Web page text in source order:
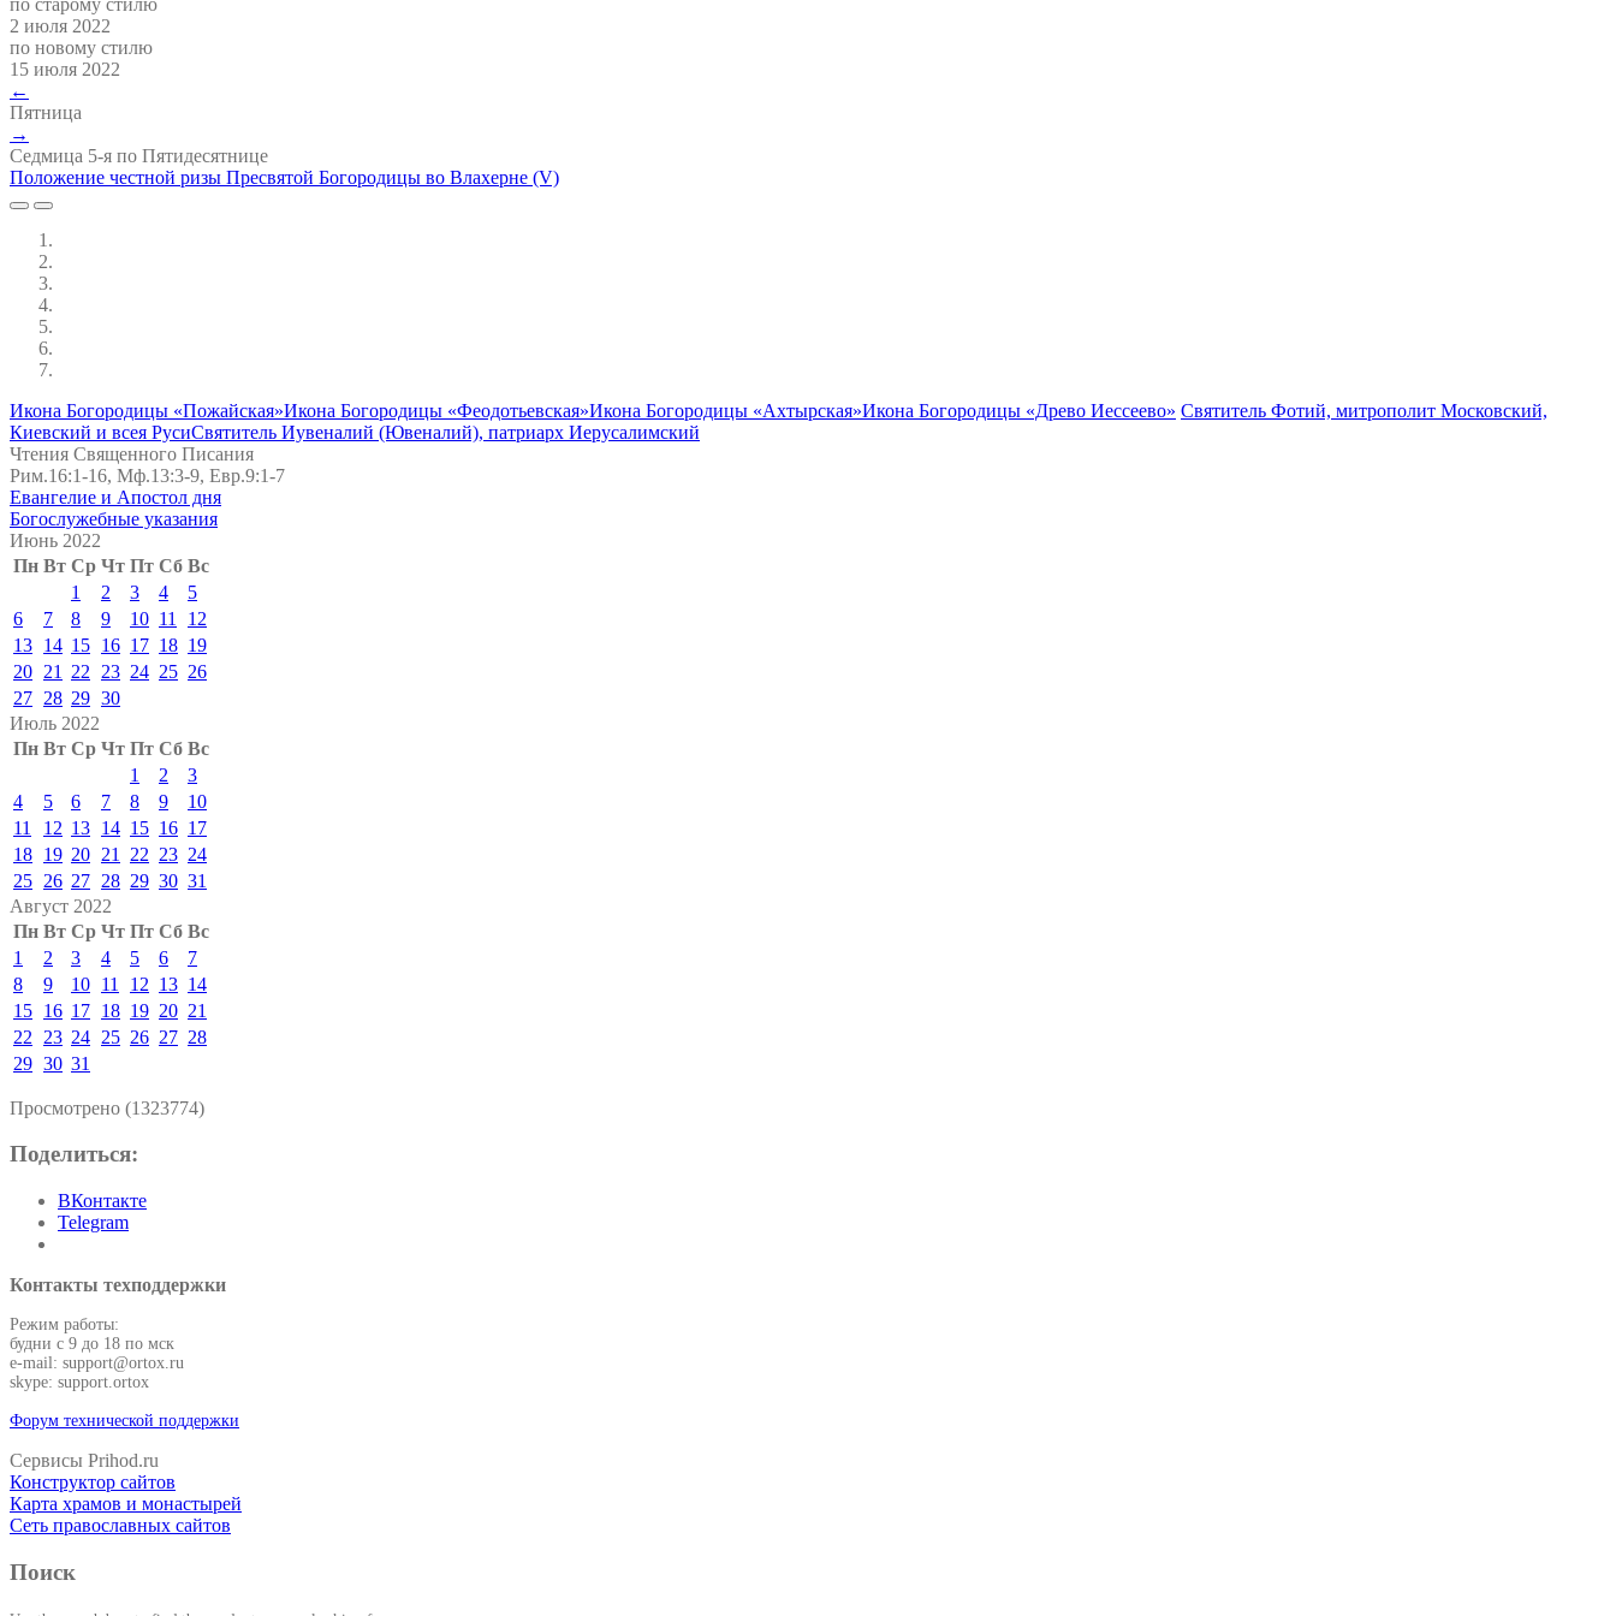
2 июля 2022
по новому стилю
15 июля 2022
←
Пятница
→
Седмица 5-я по Пятидесятнице
Положение честной ризы Пресвятой Богородицы во Влахерне (V)
Икона Богородицы «Пожайская»Икона Богородицы «Феодотьевская»Икона Богородицы «Ахтырская»Икона Богородицы «Древо Иессеево» Святитель Фотий, митрополит Московский,
Киевский и всея РусиСвятитель Иувеналий (Ювеналий), патриарх Иерусалимский
Чтения Священного Писания
Рим.16:1-16, Мф.13:3-9, Евр.9:1-7
Евангелие и Апостол дня
Богослужебные указания
Июнь 2022
Пн Вт Ср Чт Пт Сб Вс
1
2 3 4
5
6
7 8 9 10 11
12
13 14 15 16 17 18 19
20 21 22 23 24 25 26
27 28 29 30
Июль 2022
Пн Вт Ср Чт Пт Сб Вс
1
2
3
4
5 6 7 8 9
10
11
12 13 14 15 16 17
18 19 20 21 22 23 24
25 26 27 28 29 30 31
Август 2022
Пн Вт Ср Чт Пт Сб Вс
1
2 3 4 5 6
7
8
9 10 11 12 13 14
15 16 17 18 19 20 21
22
23 24 25 26 27 28
29 30 31
Просмотрено (1323774)
Поделиться:
ВКонтакте
Telegram
Контакты техподдержки
Режим работы:
будни с 9 до 18 по мск
e-mail: support@ortox.ru
skype: support.ortox
Форум технической поддержки
Сервисы Prihod.ru
Конструктор сайтов
Карта храмов и монастырей
Сеть православных сайтов
Поиск